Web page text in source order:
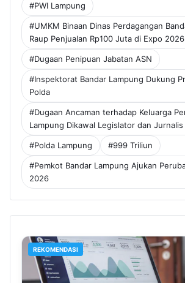
#PWI Lampung
#UMKM Binaan Dinas Perdagangan
Raup Penjualan Rp100 Juta di Expo 2026
#Dugaan Penipuan Jabatan ASN
#Inspektorat Bandar Lampung Dukung
Polda
#Dugaan Ancaman terhadap Keluarga
Lampung Dikawal Legislator dan Jurnalis
#Polda Lampung #999 Triliun
#Pemkot Bandar Lampung Ajukan
2026
REKOMENDASI